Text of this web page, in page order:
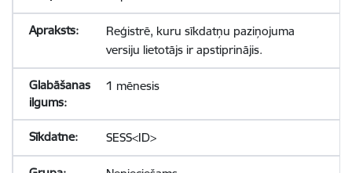
Reģistrē, kuru sīkdatņu paziņojuma
versiju lietotājs ir apstiprinājis.
1 mēnesis
SESS<ID>